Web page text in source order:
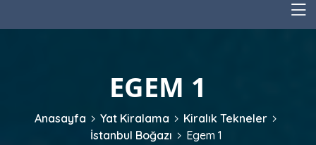
EGEM 1
Anasayfa Yat Kiralama
Kiralık Tekneler
İstanbul Boğazı
Egem 1